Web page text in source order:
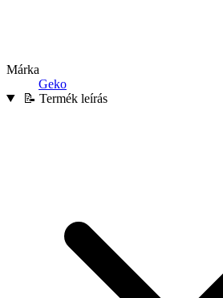
Márka
Geko
📝 Termék leírás